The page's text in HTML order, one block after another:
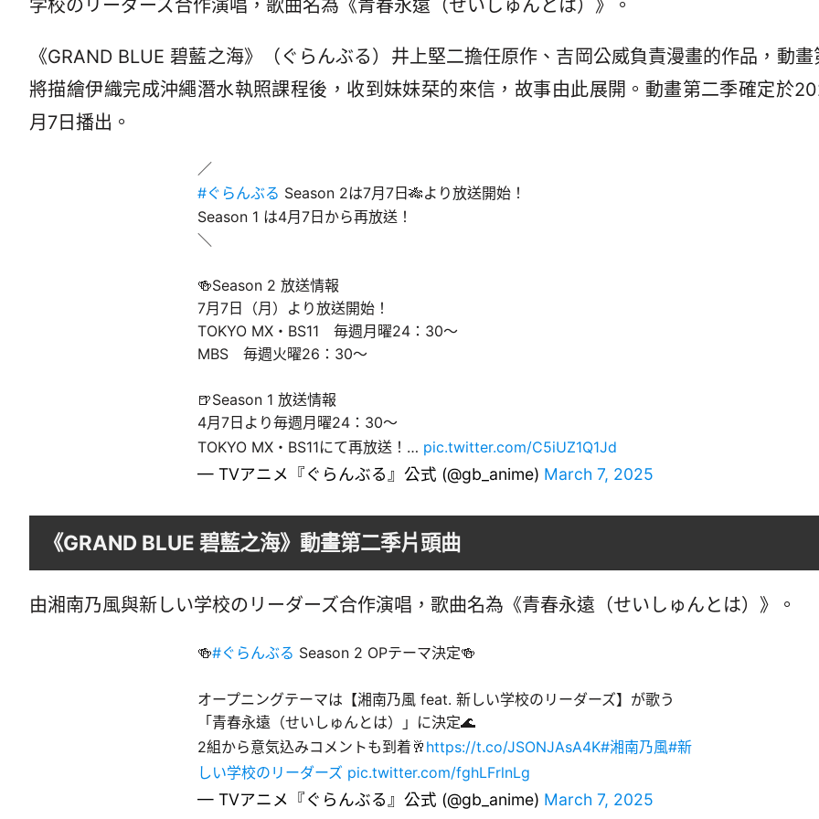
学校のリーダーズ合作演唱，歌曲名為《青春永遠（せいしゅんとは）》。
《GRAND BLUE 碧藍之海》（ぐらんぶる）井上堅二擔任原作、吉岡公威負責漫畫的作品，動畫
將描繪伊織完成沖繩潛水執照課程後，收到妹妹栞的來信，故事由此展開。動畫第二季確定於
月7日播出。
／
#ぐらんぶる Season 2は7月7日🎋より放送開始！
Season 1 は4月7日から再放送！
＼
🍻Season 2 放送情報
7月7日（月）より放送開始！
TOKYO MX・BS11 毎週月曜24：30～
MBS 毎週火曜26：30～
🍺Season 1 放送情報
4月7日より毎週月曜24：30～
TOKYO MX・BS11にて再放送！… pic.twitter.com/C5iUZ1Q1Jd
— TVアニメ『ぐらんぶる』公式 (@gb_anime) March 7, 2025
《GRAND BLUE 碧藍之海》動畫第二季片頭曲
由湘南乃風與新しい学校のリーダーズ合作演唱，歌曲名為《青春永遠（せいしゅんとは）》。
🍻#ぐらんぶる Season 2 OPテーマ決定🍻
オープニングテーマは【湘南乃風 feat. 新しい学校のリーダーズ】が歌う
「青春永遠（せいしゅんとは）」に決定🌊
2組から意気込みコメントも到着🥂 https://t.co/JSONJAsA4K#湘南乃風#新
しい学校のリーダーズ pic.twitter.com/fghLFrlnLg
— TVアニメ『ぐらんぶる』公式 (@gb_anime) March 7, 2025